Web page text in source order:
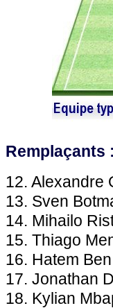
Remplaçants :
12. Alexandre
13. Sven
14. Mihailo
15. Thiago
16. Hatem
17. Jonathan
18. Kylian